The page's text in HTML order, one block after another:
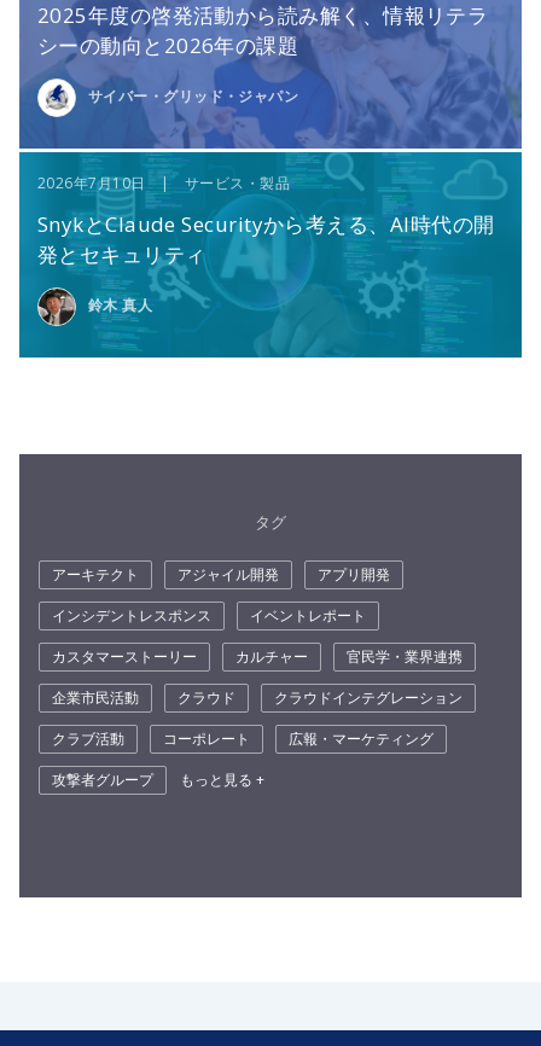
2025年度の啓発活動から読み解く、情報リテラ
シーの動向と2026年の課題
サイバー・グリッド・ジャパン
2026年7月10日 | サービス・製品
SnykとClaude Securityから考える、AI時代の開
発とセキュリティ
鈴木 真人
タグ
アーキテクト アジャイル開発
アプリ開発
インシデントレスポンス
イベントレポート
カスタマーストーリー
カルチャー
官民学・業界連携
企業市民活動
クラウド
クラウドインテグレーション
クラブ活動
コーポレート
広報・マーケティング
攻撃者グループ
もっと見る +